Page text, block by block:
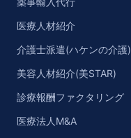
医療人材紹介
介護士派遣(ハケンの介護)
美容人材紹介(美STAR)
診療報酬ファクタリング
医療法人M&A